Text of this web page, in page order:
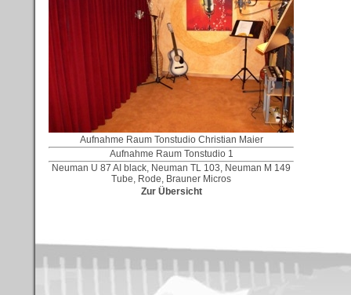
Aufnahme Raum Tonstudio Christian Maier
Aufnahme Raum Tonstudio 1
Neuman U 87 AI black, Neuman TL 103, Neuman M 149
Tube, Rode, Brauner Micros
Zur Übersicht